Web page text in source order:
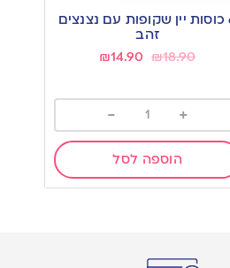
to
6 כוסות יין שקופות עם נצנצים
זהב
₪18.90
₪14.90
+
-
הוספה לסל